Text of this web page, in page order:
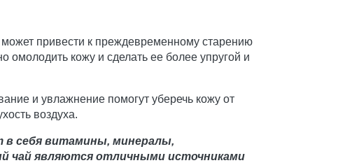
привести к преждевременному старению
кожу и сделать ее более упругой и
и увлажнение помогут уберечь кожу от
воздуха.
в себя витамины, минералы,
чай являются отличными источниками